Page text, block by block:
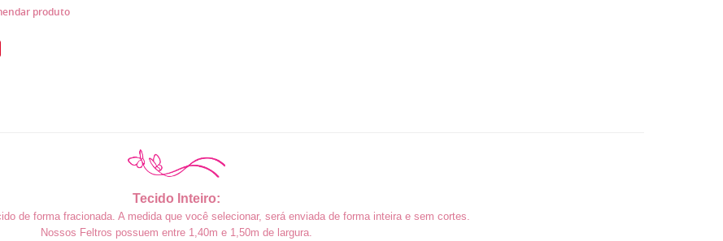
produto
Tecido Inteiro:
de forma fracionada. A medida que você selecionar, será enviada de forma inteira e sem cortes.
Nossos Feltros possuem entre 1,40m e 1,50m de largura.